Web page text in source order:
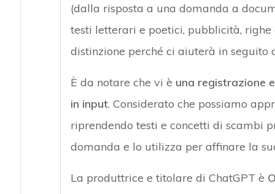
(dalla risposta a una domanda a
testi letterari e poetici, pubblicità,
distinzione perché ci aiuterà in seguito
È da notare che vi è una registrazione
in input. Considerato che possiamo
riprendendo testi e concetti di scambi
domanda e lo utilizza per affinare la
La produttrice e titolare di ChatGPT è